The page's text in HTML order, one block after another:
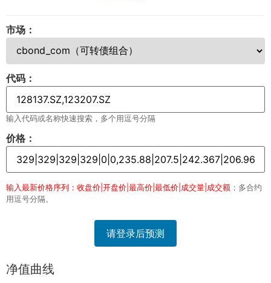
市场：
代码：
输入代码或名称快速搜索，多个用逗号分隔
价格：
输入最新价格序列：收盘价|开盘价|最高价|最低价|成交量|成交额 ；多合约
用逗号分隔。
请登录后预测
净值曲线